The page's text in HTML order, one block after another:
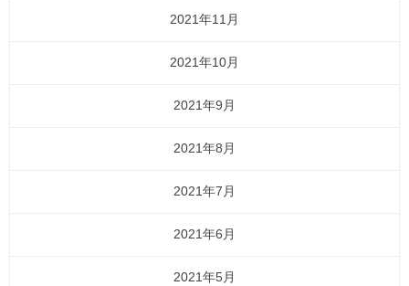
2021年11月
2021年10月
2021年9月
2021年8月
2021年7月
2021年6月
2021年5月